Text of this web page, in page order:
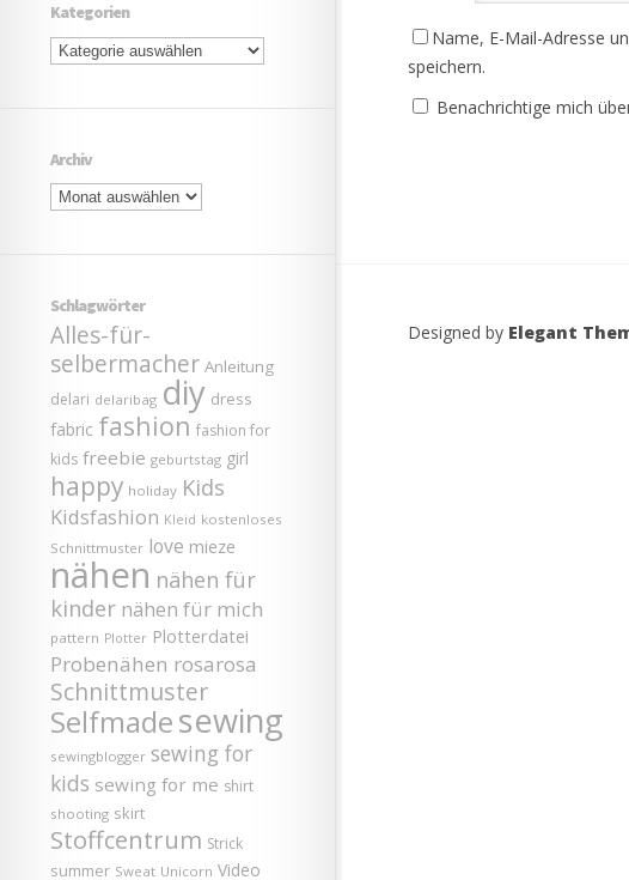
Kategorien
Kategorien
Archiv
Archiv
Schlagwörter
Alles-für-
selbermacher Anleitung
delari delaribag diy dress
fabric fashion fashion for
kids freebie geburtstag girl
happy holiday Kids
Kidsfashion Kleid kostenloses
Schnittmuster love mieze
nähen nähen für
kinder nähen für mich
pattern Plotter Plotterdatei
Probenähen rosarosa
Schnittmuster
Selfmadesewing
sewingblogger sewing for
kids sewing for me shirt
shooting skirt
Stoffcentrum Strick
summer Sweat Unicorn Video
Name, E-Mail-Adresse
speichern.
Benachrichtige mich
Designed by Elegant